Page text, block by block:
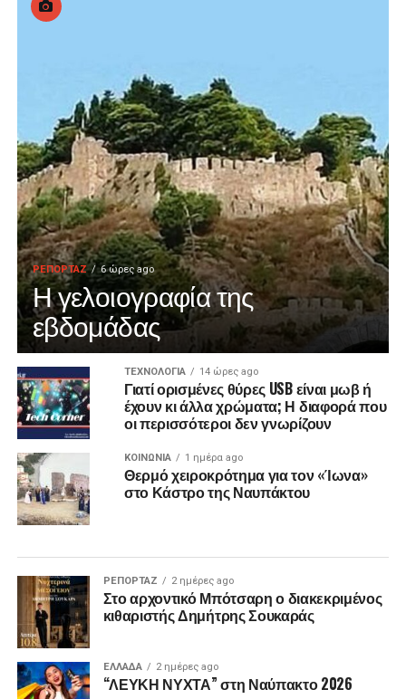
ΡΕΠΟΡΤΑΖ 6 ώρες ago
Η γελοιογραφία της
εβδομάδας
ΤΕΧΝΟΛΟΓΙΑ 14 ώρες ago
Γιατί ορισμένες θύρες USB είναι μωβ ή
έχουν κι άλλα χρώματα; Η διαφορά που
οι περισσότεροι δεν γνωρίζουν
ΚΟΙΝΩΝΙΑ 1 ημέρα ago
Θερμό χειροκρότημα για τον «Ίωνα»
στο Κάστρο της Ναυπάκτου
ΡΕΠΟΡΤΑΖ 2 ημέρες ago
Στο αρχοντικό Μπότσαρη ο διακεκριμένος
κιθαριστής Δημήτρης Σουκαράς
ΕΛΛΑΔΑ 2 ημέρες ago
“ΛΕΥΚΗ ΝΥΧΤΑ” στη Ναύπακτο 2026